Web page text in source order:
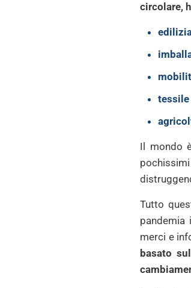
circolare,
tessile
Il mondo
Tutto
pandemia
merci e
basato